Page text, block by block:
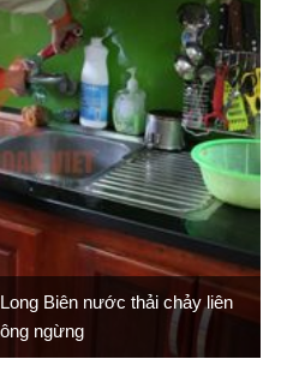
Biên nước thải chảy liên
ngừng